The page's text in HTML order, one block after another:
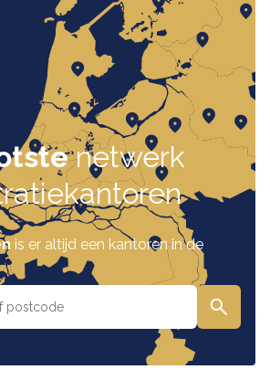
netwerk
is er altijd een kantoren in de